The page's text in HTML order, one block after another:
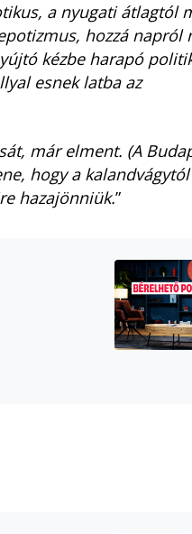
a nyugati átlagtól
hozzá napról
kézbe harapó
esnek latba az
már elment. (A
hogy a
hazajönniük.”